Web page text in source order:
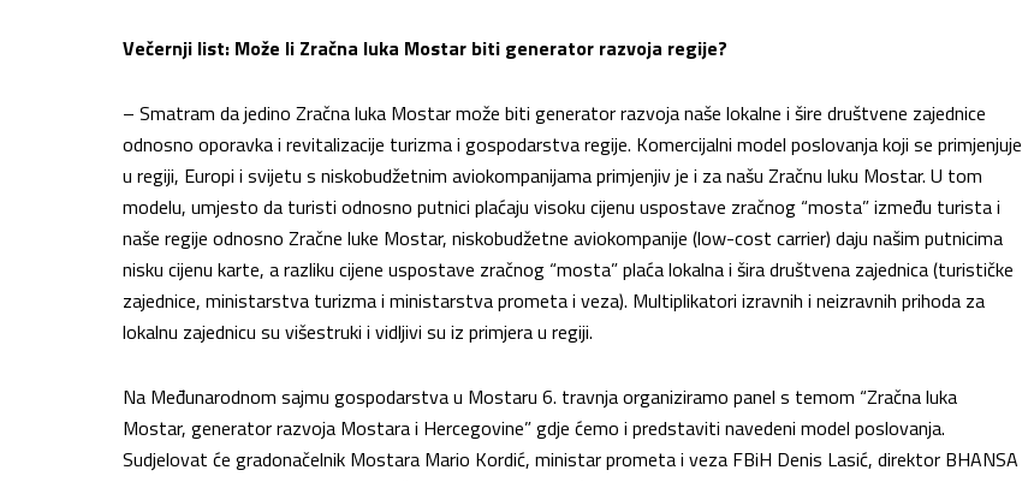
Večernji list: Može li Zračna luka Mostar biti generator razvoja regije?
– Smatram da jedino Zračna luka Mostar može biti generator razvoja naše lokalne i šire društvene zajednice
odnosno oporavka i revitalizacije turizma i gospodarstva regije. Komercijalni model poslovanja koji se primjenjuje
u regiji, Europi i svijetu s niskobudžetnim aviokompanijama primjenjiv je i za našu Zračnu luku Mostar. U tom
modelu, umjesto da turisti odnosno putnici plaćaju visoku cijenu uspostave zračnog “mosta” između turista i
naše regije odnosno Zračne luke Mostar, niskobudžetne aviokompanije (low-cost carrier) daju našim putnicima
nisku cijenu karte, a razliku cijene uspostave zračnog “mosta” plaća lokalna i šira društvena zajednica (turističke
zajednice, ministarstva turizma i ministarstva prometa i veza). Multiplikatori izravnih i neizravnih prihoda za
lokalnu zajednicu su višestruki i vidljivi su iz primjera u regiji.
Na Međunarodnom sajmu gospodarstva u Mostaru 6. travnja organiziramo panel s temom “Zračna luka
Mostar, generator razvoja Mostara i Hercegovine” gdje ćemo i predstaviti navedeni model poslovanja.
Sudjelovat će gradonačelnik Mostara Mario Kordić, ministar prometa i veza FBiH Denis Lasić, direktor BHANSA